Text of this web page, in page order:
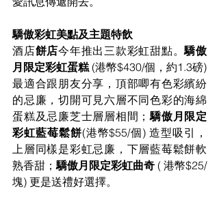
驕傲彩虹美點及主題特飲
酒店餅店今年推出三款彩虹甜點。驕傲
月限定彩虹蛋糕 (港幣$430/個，約1.3磅)
最適合跟朋友分享，頂部唧有色彩繽紛
的忌廉，切開可見六層不同色彩的海綿
蛋糕及忌廉芝士層層相間；驕傲月限定
彩虹藍莓鬆餅(港幣$55/個) 造型吸引，
上層同樣是彩虹忌廉，下層藍莓鬆餅軟
熟香甜；驕傲月限定彩虹曲奇 ( 港幣$25/
塊) 更是送禮好選擇。